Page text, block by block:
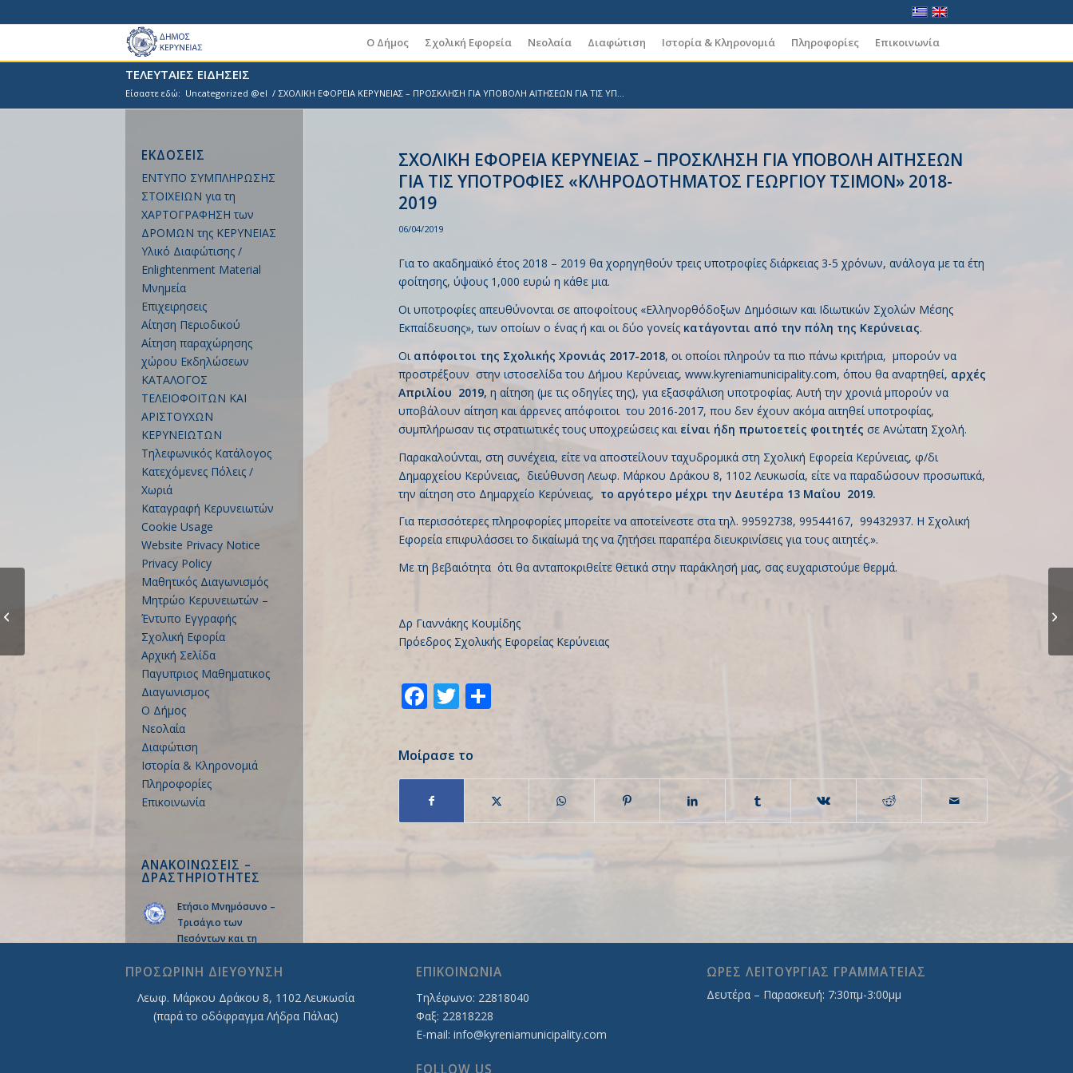
Ο Δήμος Σχολική Εφορεία Νεολαία Διαφώτιση Ιστορία & Κληρονομιά Πληροφορίες Επικοινωνία
ΤΕΛΕΥΤΑΙΕΣ ΕΙΔΗΣΕΙΣ
Είσαστε εδώ: Uncategorized @el / ΣΧΟΛΙΚΗ ΕΦΟΡΕΙΑ ΚΕΡΥΝΕΙΑΣ – ΠΡΟΣΚΛΗΣΗ ΓΙΑ ΥΠΟΒΟΛΗ ΑΙΤΗΣΕΩΝ ΓΙΑ ΤΙΣ ΥΠ...
ΣΧΟΛΙΚΗ ΕΦΟΡΕΙΑ ΚΕΡΥΝΕΙΑΣ – ΠΡΟΣΚΛΗΣΗ ΓΙΑ ΥΠΟΒΟΛΗ ΑΙΤΗΣΕΩΝ
ΓΙΑ ΤΙΣ ΥΠΟΤΡΟΦΙΕΣ «ΚΛΗΡΟΔΟΤΗΜΑΤΟΣ ΓΕΩΡΓΙΟΥ ΤΣΙΜΟΝ» 2018-
2019
06/04/2019
Για το ακαδημαϊκό έτος 2018 – 2019 θα χορηγηθούν τρεις υποτροφίες διάρκειας 3-5 χρόνων, ανάλογα με τα έτη
φοίτησης, ύψους 1,000 ευρώ η κάθε μια.
Οι υποτροφίες απευθύνονται σε αποφοίτους «Ελληνορθόδοξων Δημόσιων και Ιδιωτικών Σχολών Μέσης
Εκπαίδευσης», των οποίων ο ένας ή και οι δύο γονείς κατάγονται από την πόλη της Κερύνειας.
Οι απόφοιτοι της Σχολικής Χρονιάς 2017-2018, οι οποίοι πληρούν τα πιο πάνω κριτήρια, μπορούν να
προστρέξουν στην ιστοσελίδα του Δήμου Κερύνειας, www.kyreniamunicipality.com, όπου θα αναρτηθεί, αρχές
Απριλίου 2019, η αίτηση (με τις οδηγίες της), για εξασφάλιση υποτροφίας. Αυτή την χρονιά μπορούν να
υποβάλουν αίτηση και άρρενες απόφοιτοι του 2016-2017, που δεν έχουν ακόμα αιτηθεί υποτροφίας,
συμπλήρωσαν τις στρατιωτικές τους υποχρεώσεις και είναι ήδη πρωτοετείς φοιτητές σε Ανώτατη Σχολή.
Παρακαλούνται, στη συνέχεια, είτε να αποστείλουν ταχυδρομικά στη Σχολική Εφορεία Κερύνειας, φ/δι
Δημαρχείου Κερύνειας, διεύθυνση Λεωφ. Μάρκου Δράκου 8, 1102 Λευκωσία, είτε να παραδώσουν προσωπικά,
την αίτηση στο Δημαρχείο Κερύνειας, το αργότερο μέχρι την Δευτέρα 13 Μαΐου 2019.
Για περισσότερες πληροφορίες μπορείτε να αποτείνεστε στα τηλ. 99592738, 99544167, 99432937. Η Σχολική
Εφορεία επιφυλάσσει το δικαίωμά της να ζητήσει παραπέρα διευκρινίσεις για τους αιτητές.».
Με τη βεβαιότητα ότι θα ανταποκριθείτε θετικά στην παράκλησή μας, σας ευχαριστούμε θερμά.
Δρ Γιαννάκης Κουμίδης
Πρόεδρος Σχολικής Εφορείας Κερύνειας
Facebook
Twitter
Share
Μοίρασε το
ΕΚΔΟΣΕΙΣ
ΕΝΤΥΠΟ ΣΥΜΠΛΗΡΩΣΗΣ
ΣΤΟΙΧΕΙΩΝ για τη
ΧΑΡΤΟΓΡΑΦΗΣΗ των
ΔΡΟΜΩΝ της ΚΕΡΥΝΕΙΑΣ
Υλικό Διαφώτισης /
Enlightenment Material
Μνημεία
Επιχειρησεις
Αίτηση Περιοδικού
Αίτηση παραχώρησης
χώρου Εκδηλώσεων
ΚΑΤΑΛΟΓΟΣ
ΤΕΛΕΙΟΦΟΙΤΩΝ ΚΑΙ
ΑΡΙΣΤΟΥΧΩΝ
ΚΕΡΥΝΕΙΩΤΩΝ
Τηλεφωνικός Κατάλογος
Κατεχόμενες Πόλεις /
Χωριά
Καταγραφή Κερυνειωτών
Cookie Usage
Website Privacy Notice
Privacy Policy
Μαθητικός Διαγωνισμός
Μητρώο Κερυνειωτών –
Έντυπο Εγγραφής
Σχολική Εφορία
Αρχική Σελίδα
Παγυπριος Μαθηματικος
Διαγωνισμος
Ο Δήμος
Νεολαία
Διαφώτιση
Ιστορία & Κληρονομιά
Πληροφορίες
Επικοινωνία
ΑΝΑΚΟΙΝΩΣΕΙΣ –
ΔΡΑΣΤΗΡΙΟΤΗΤΕΣ
Ετήσιο Μνημόσυνο –
Τρισάγιο των
Πεσόντων και τη
των Αγνοουμένων της
14/07/2026 - 15:16
Αντικατοχικές
ΠΡΟΣΩΡΙΝΗ ΔΙΕΥΘΥΝΣΗ
Λεωφ. Mάρκου Δράκου 8, 1102 Λευκωσία
(παρά το οδόφραγμα Λήδρα Πάλας)
ΕΠΙΚΟΙΝΩΝΙΑ
Τηλέφωνο: 22818040
Φαξ: 22818228
E-mail: info@kyreniamunicipality.com
FOLLOW US
ΩΡΕΣ ΛΕΙΤΟΥΡΓΙΑΣ ΓΡΑΜΜΑΤΕΙΑΣ
Δευτέρα – Παρασκευή: 7:30πμ-3:00μμ